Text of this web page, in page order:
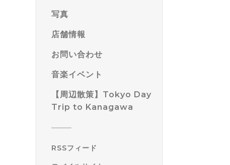
写真
店舗情報
お問い合わせ
音楽イベント
【周辺散策】Tokyo Day
Trip to Kanagawa
RSSフィード